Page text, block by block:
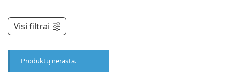
Visi filtrai
Produktų nerasta.